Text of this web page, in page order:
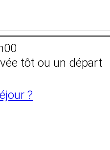
tôt ou un départ
?